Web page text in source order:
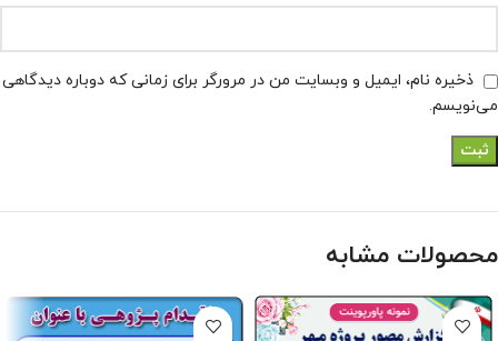
ذخیره نام، ایمیل و وبسایت من در مرورگر برای زمانی که دوباره دیدگاهی
می‌نویسم.
محصولات مشابه